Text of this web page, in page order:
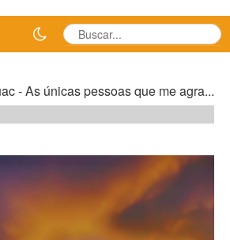
- As únicas pessoas que me agra...